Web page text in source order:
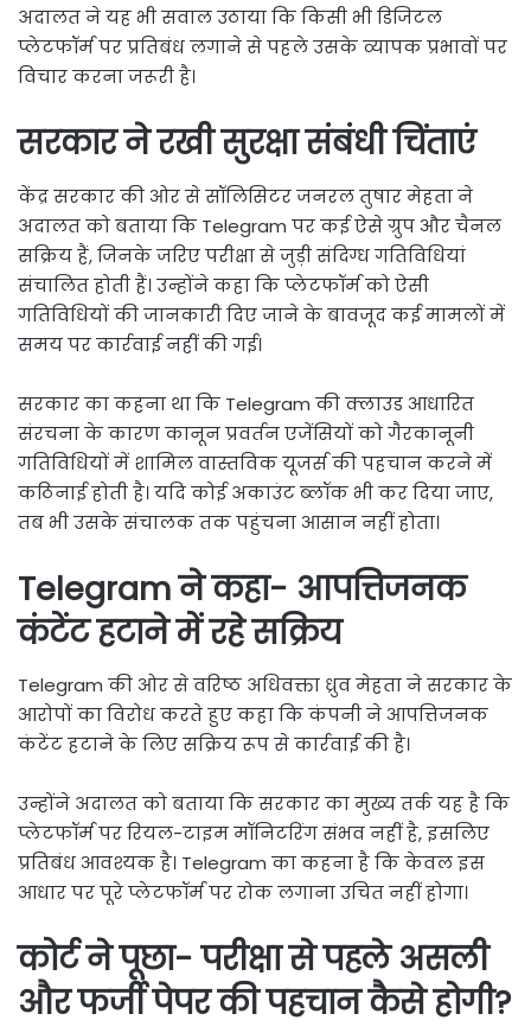
अदालत ने यह भी सवाल उठाया कि किसी भी डिजिटल
प्लेटफॉर्म पर प्रतिबंध लगाने से पहले उसके व्यापक प्रभावों पर
विचार करना जरूरी है।
सरकार ने रखी सुरक्षा संबंधी चिंताएं
केंद्र सरकार की ओर से सॉलिसिटर जनरल तुषार मेहता ने
अदालत को बताया कि Telegram पर कई ऐसे ग्रुप और चैनल
सक्रिय हैं, जिनके जरिए परीक्षा से जुड़ी संदिग्ध गतिविधियां
संचालित होती हैं। उन्होंने कहा कि प्लेटफॉर्म को ऐसी
गतिविधियों की जानकारी दिए जाने के बावजूद कई मामलों में
समय पर कार्रवाई नहीं की गई।
सरकार का कहना था कि Telegram की क्लाउड आधारित
संरचना के कारण कानून प्रवर्तन एजेंसियों को गैरकानूनी
गतिविधियों में शामिल वास्तविक यूजर्स की पहचान करने में
कठिनाई होती है। यदि कोई अकाउंट ब्लॉक भी कर दिया जाए,
तब भी उसके संचालक तक पहुंचना आसान नहीं होता।
Telegram ने कहा- आपत्तिजनक
कंटेंट हटाने में रहे सक्रिय
Telegram की ओर से वरिष्ठ अधिवक्ता ध्रुव मेहता ने सरकार के
आरोपों का विरोध करते हुए कहा कि कंपनी ने आपत्तिजनक
कंटेंट हटाने के लिए सक्रिय रूप से कार्रवाई की है।
उन्होंने अदालत को बताया कि सरकार का मुख्य तर्क यह है कि
प्लेटफॉर्म पर रियल-टाइम मॉनिटरिंग संभव नहीं है, इसलिए
प्रतिबंध आवश्यक है। Telegram का कहना है कि केवल इस
आधार पर पूरे प्लेटफॉर्म पर रोक लगाना उचित नहीं होगा।
कोर्ट ने पूछा- परीक्षा से पहले असली
और फर्जी पेपर की पहचान कैसे होगी?